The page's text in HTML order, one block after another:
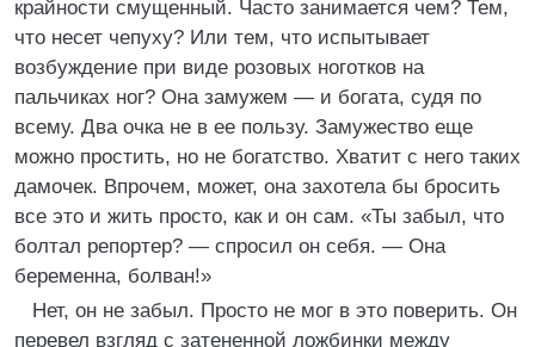
крайности смущенный. Часто занимается чем? Тем,
что несет чепуху? Или тем, что испытывает
возбуждение при виде розовых ноготков на
пальчиках ног? Она замужем — и богата, судя по
всему. Два очка не в ее пользу. Замужество еще
можно простить, но не богатство. Хватит с него таких
дамочек. Впрочем, может, она захотела бы бросить
все это и жить просто, как и он сам. «Ты забыл, что
болтал репортер? — спросил он себя. — Она
беременна, болван!»
Нет, он не забыл. Просто не мог в это поверить. Он
перевел взгляд с затененной ложбинки между